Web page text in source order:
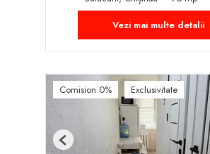
Vezi mai multe detalii
Comision 0% Exclusivitate
Previous